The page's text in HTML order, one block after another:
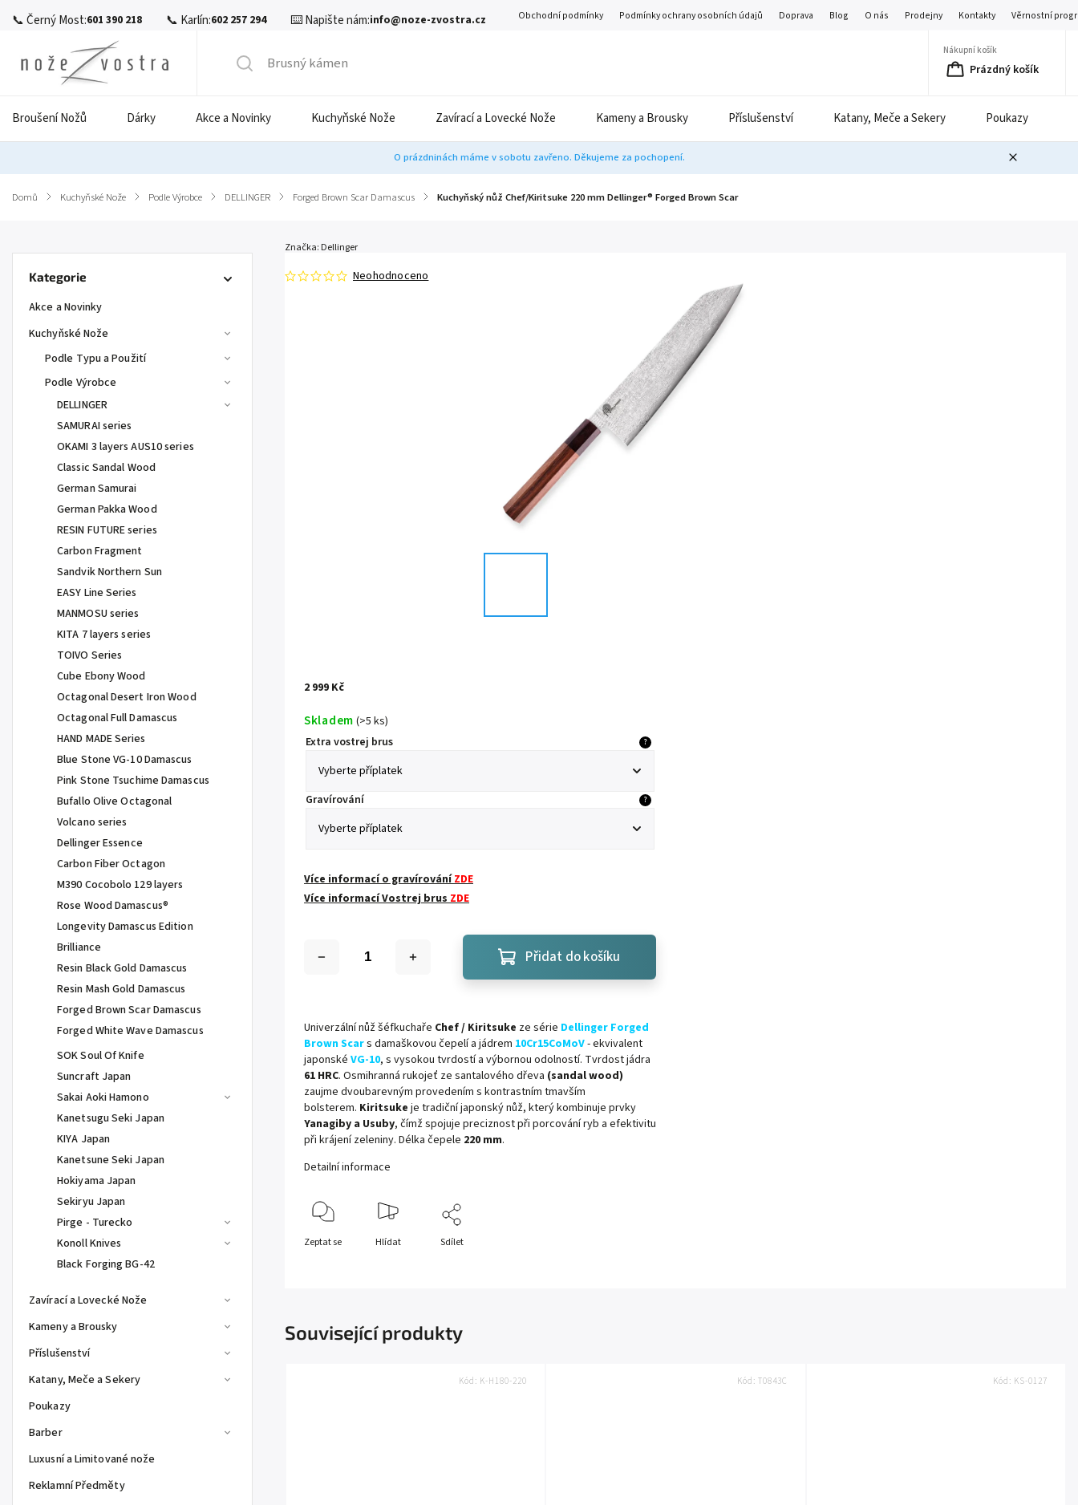
📞 Černý Most:601 390 218 📞 Karlín:602 257 294 ⌨️ Napište nám:info@noze-zvostra.cz Obchodní podmínky Podmínky ochrany osobních údajů Doprava Blog O nás Prodejny Kontakty Věrnostní
Nákupní košík
Prázdný košík
Broušení Nožů Dárky Akce a Novinky Kuchyňské Nože Zavírací a Lovecké Nože Kameny a Brousky Příslušenství Katany, Meče a Sekery Poukazy
O prázdninách máme v sobotu zavřeno. Děkujeme za pochopení.
Domů / Kuchyňské Nože / Podle Výrobce / DELLINGER / Forged Brown Scar Damascus / Kuchyňský nůž Chef/Kiritsuke 220 mm Dellinger® Forged Brown Scar
Kategorie
Akce a Novinky
Kuchyňské Nože
Podle Typu a Použití
Podle Výrobce
DELLINGER
SAMURAI series
OKAMI 3 layers AUS10 series
Classic Sandal Wood
German Samurai
German Pakka Wood
RESIN FUTURE series
Carbon Fragment
Sandvik Northern Sun
EASY Line Series
MANMOSU series
KITA 7 layers series
TOIVO Series
Cube Ebony Wood
Octagonal Desert Iron Wood
Octagonal Full Damascus
HAND MADE Series
Blue Stone VG-10 Damascus
Pink Stone Tsuchime Damascus
Bufallo Olive Octagonal
Volcano series
Dellinger Essence
Carbon Fiber Octagon
M390 Cocobolo 129 layers
Rose Wood Damascus®
Longevity Damascus Edition
Brilliance
Resin Black Gold Damascus
Resin Mash Gold Damascus
Forged Brown Scar Damascus
Forged White Wave Damascus
SOK Soul Of Knife
Suncraft Japan
Sakai Aoki Hamono
Kanetsugu Seki Japan
KIYA Japan
Kanetsune Seki Japan
Hokiyama Japan
Sekiryu Japan
Pirge - Turecko
Konoll Knives
Black Forging BG-42
Zavírací a Lovecké Nože
Kameny a Brousky
Příslušenství
Katany, Meče a Sekery
Poukazy
Barber
Luxusní a Limitované nože
Reklamní Předměty
Neohodnoceno
Značka: Dellinger
2 999 Kč
Skladem (>5 ks)
Extra vostrej brus
?
Gravírování ?
Více informací o gravírováníZDE
Více informací Vostrej brusZDE
Přidat do košíku
Univerzální nůž šéfkuchaře Chef / Kiritsuke ze série Dellinger Forged
Brown Scars damaškovou čepelí a jádrem 10Cr15CoMoV- ekvivalent
japonské VG-10, s vysokou tvrdostí a výbornou odolností. Tvrdost jádra
61 HRC. Osmihranná rukojeť ze santalového dřeva (sandal wood)
zaujme dvoubarevným provedením s kontrastním tmavším
bolsterem. Kiritsuke je tradiční japonský nůž, který kombinuje prvky
Yanagiby a Usuby, čímž spojuje preciznost při porcování ryb a efektivitu
při krájení zeleniny. Délka čepele 220 mm.
Detailní informace
Zeptat se Hlídat Sdílet
Související produkty
Kód: K-H180-220 Kód: T0843C Kód: KS-0127